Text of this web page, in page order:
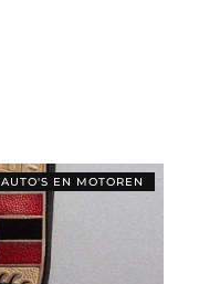
AUTO'S EN MOTOREN